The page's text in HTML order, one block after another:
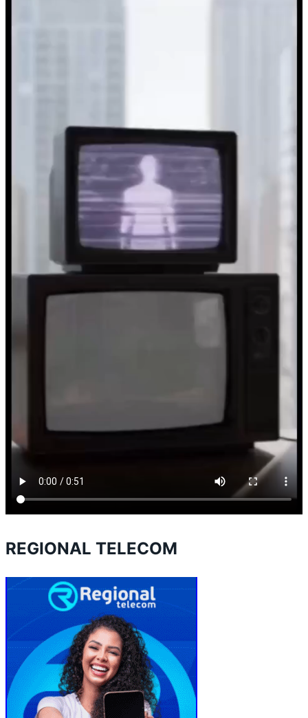
REGIONAL TELECOM